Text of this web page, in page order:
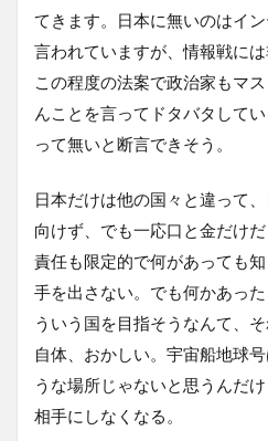
てきます。日本に無いのはイ
言われていますが、情報戦に
この程度の法案で政治家もマ
んことを言ってドタバタして
って無いと断言できそう。
日本だけは他の国々と違って
向けず、でも一応口と金だけ
責任も限定的で何があっても
手を出さない。でも何かあっ
ういう国を目指そうなんて、
自体、おかしい。宇宙船地球
うな場所じゃないと思うんだ
相手にしなくなる。